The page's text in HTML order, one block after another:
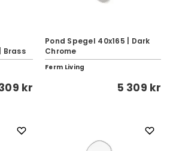
Brass
kr
Pond Spegel 40x165 | Dark
Chrome
Ferm Living
5 309 kr